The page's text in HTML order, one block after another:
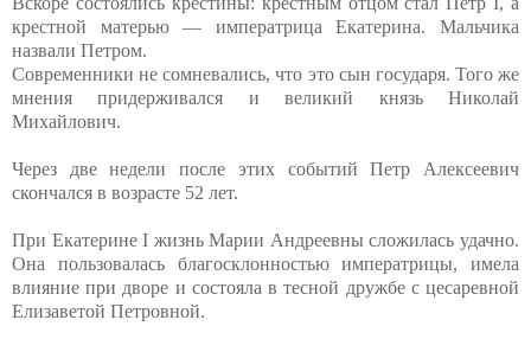
крестной матерью — императрица Екатерина. Мальчика
назвали Петром.
Современники не сомневались, что это сын государя. Того же
мнения придерживался и великий князь Николай
Михайлович.
Через две недели после этих событий Петр Алексеевич
скончался в возрасте 52 лет.
При Екатерине I жизнь Марии Андреевны сложилась удачно.
Она пользовалась благосклонностью императрицы, имела
влияние при дворе и состояла в тесной дружбе с цесаревной
Елизаветой Петровной.